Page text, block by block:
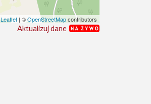
Leaflet | ©OpenStreetMapcontributors
Aktualizuj dane